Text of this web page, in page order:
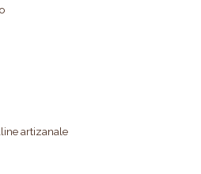
artizanale